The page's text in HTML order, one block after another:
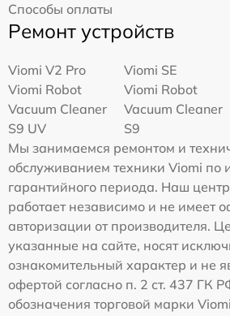
Способы оплаты
Ремонт устройств
Viomi V2 Pro
Viomi SE
Viomi Robot
Vacuum Cleaner
S9 UV
Viomi Robot
Vacuum Cleaner
S9
Мы занимаемся ремонтом и
обслуживанием техники Viomi по
гарантийного периода. Наш
работает независимо и не имеет
авторизации от производителя.
указанные на сайте, носят
ознакомительный характер и не
офертой согласно п. 2 ст. 437 ГК
обозначения торговой марки